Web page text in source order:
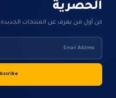
الحصرية
كن أول من يعرف عن المنتجات